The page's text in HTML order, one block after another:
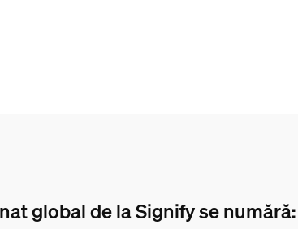
global de la Signify se numără: